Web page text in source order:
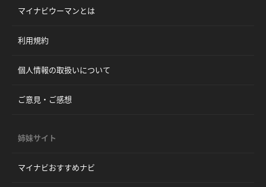
マイナビウーマンとは
利用規約
個人情報の取扱いについて
ご意見・ご感想
姉妹サイト
マイナビおすすめナビ